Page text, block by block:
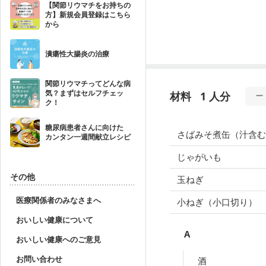
【関節リウマチをお持ちの
方】新規会員登録はこちら
から
潰瘍性大腸炎の治療
関節リウマチってどんな病
気？まずはセルフチェッ
ク！
糖尿病患者さんに向けた
カンタン一週間献立レシピ
その他
医療関係者のみなさまへ
おいしい健康について
おいしい健康へのご意見
お問い合わせ
材料 1 人分
さばみそ煮缶（汁含
じゃがいも
玉ねぎ
小ねぎ（小口切り）
A
酒